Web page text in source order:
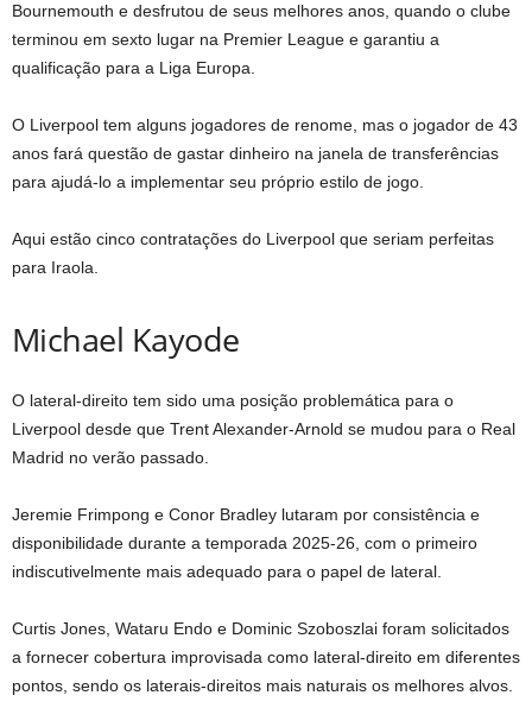
Bournemouth e desfrutou de seus melhores anos, quando o clube
terminou em sexto lugar na Premier League e garantiu a
qualificação para a Liga Europa.
O Liverpool tem alguns jogadores de renome, mas o jogador de 43
anos fará questão de gastar dinheiro na janela de transferências
para ajudá-lo a implementar seu próprio estilo de jogo.
Aqui estão cinco contratações do Liverpool que seriam perfeitas
para Iraola.
Michael Kayode
O lateral-direito tem sido uma posição problemática para o
Liverpool desde que Trent Alexander-Arnold se mudou para o Real
Madrid no verão passado.
Jeremie Frimpong e Conor Bradley lutaram por consistência e
disponibilidade durante a temporada 2025-26, com o primeiro
indiscutivelmente mais adequado para o papel de lateral.
Curtis Jones, Wataru Endo e Dominic Szoboszlai foram solicitados
a fornecer cobertura improvisada como lateral-direito em diferentes
pontos, sendo os laterais-direitos mais naturais os melhores alvos.